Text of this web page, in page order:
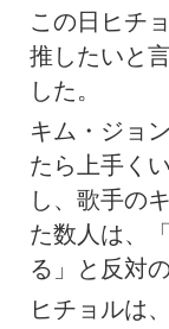
この日ヒチ
推したいと
した。
キム・ジョ
たら上手く
し、歌手の
た数人は、
る」と反対
ヒチョルは